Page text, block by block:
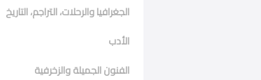
الجغرافيا والرحلات، التراجم، التاريخ
الأدب
الفنون الجميلة والزخرفية